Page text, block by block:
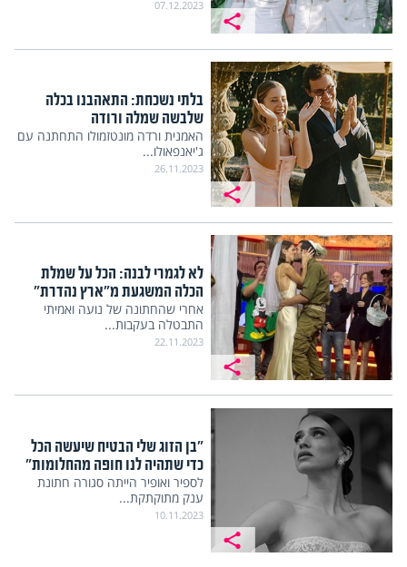
07.12.2023
בלתי נשכחת: התאהבנו בכלה
שלבשה שמלה ורודה
האמנית ורדה מונטזמולו התחתנה עם
ג'יאנפאולו...
26.11.2023
לא לגמרי לבנה: הכל על שמלת
הכלה המשגעת מ"ארץ נהדרת"
אחרי שהחתונה של נועה ואמיתי
התבטלה בעקבות...
22.11.2023
"בן הזוג שלי הבטיח שיעשה הכל
כדי שתהיה לנו חופה מהחלומות"
לספיר ואופיר הייתה סגורה חתונת
ענק מתוקתקת...
10.11.2023